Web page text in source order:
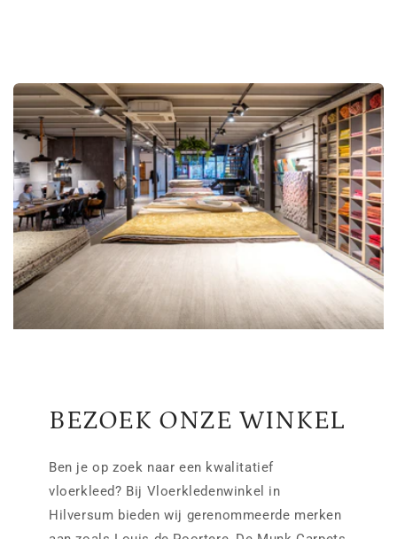
BEZOEK ONZE WINKEL
Ben je op zoek naar een kwalitatief
vloerkleed? Bij Vloerkledenwinkel in
Hilversum bieden wij gerenommeerde merken